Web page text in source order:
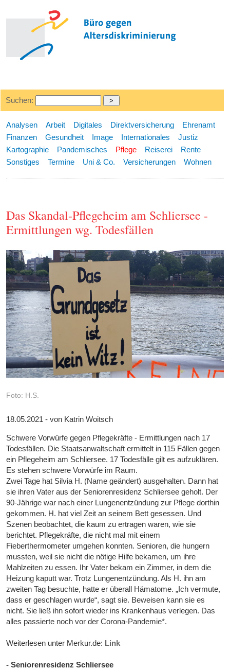
Suchen:
Analysen Arbeit Digitales Direktversicherung
Ehrenamt
Finanzen
Gesundheit Image Internationales
Justiz
Kartographie
Pandemisches Pflege Reiserei
Rente
Sonstiges
Termine Uni & Co. Versicherungen Wohnen
Das Skandal-Pflegeheim am Schliersee -
Ermittlungen wg. Todesfällen
Foto: H.S.
18.05.2021 - von Katrin Woitsch
Schwere Vorwürfe gegen Pflegekräfte - Ermittlungen nach 17
Todesfällen. Die Staatsanwaltschaft ermittelt in 115 Fällen gegen
ein Pflegeheim am Schliersee. 17 Todesfälle gilt es aufzuklären.
Es stehen schwere Vorwürfe im Raum.
Zwei Tage hat Silvia H. (Name geändert) ausgehalten. Dann hat
sie ihren Vater aus der Seniorenresidenz Schliersee geholt. Der
90-Jährige war nach einer Lungenentzündung zur Pflege dorthin
gekommen. H. hat viel Zeit an seinem Bett gesessen. Und
Szenen beobachtet, die kaum zu ertragen waren, wie sie
berichtet. Pflegekräfte, die nicht mal mit einem
Fieberthermometer umgehen konnten. Senioren, die hungern
mussten, weil sie nicht die nötige Hilfe bekamen, um ihre
Mahlzeiten zu essen. Ihr Vater bekam ein Zimmer, in dem die
Heizung kaputt war. Trotz Lungenentzündung. Als H. ihn am
zweiten Tag besuchte, hatte er überall Hämatome. „Ich vermute,
dass er geschlagen wurde“, sagt sie. Beweisen kann sie es
nicht. Sie ließ ihn sofort wieder ins Krankenhaus verlegen. Das
alles passierte noch vor der Corona-Pandemie*.
Weiterlesen unter Merkur.de: Link
- Seniorenresidenz Schliersee